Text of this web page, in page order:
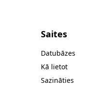
Saites
Datubāzes
Kā lietot
Sazināties